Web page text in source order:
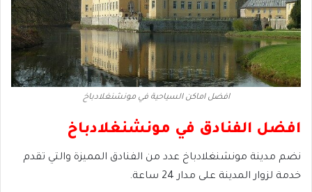
افضل اماكن السياحية في مونشنغلادباخ
افضل الفنادق في مونشنغلادباخ
نضم مدينة مونشنغلادباخ عدد من الفنادق المميزة والتي تقدم
خدمة لزوار المدينة على مدار 24 ساعة.